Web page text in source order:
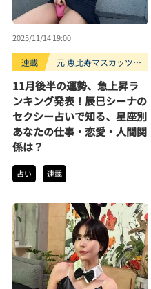
2025/11/14 19:00
連載
元 恵比寿マスカッツ・
く占い
11月後半の運勢、急上昇ラ
ンキング発表！辰巳シーナの
セクシー占いで知る、星座別
あなたの仕事・恋愛・人間関
係は？
占い 連載